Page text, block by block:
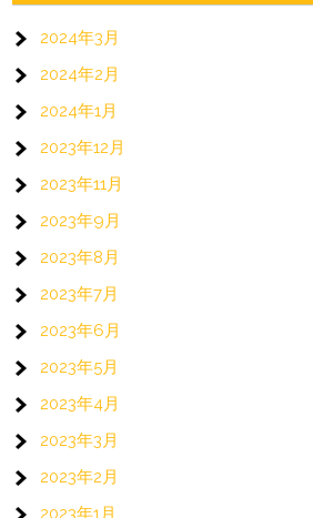
2024年3月
2024年2月
2024年1月
2023年12月
2023年11月
2023年9月
2023年8月
2023年7月
2023年6月
2023年5月
2023年4月
2023年3月
2023年2月
2023年1月